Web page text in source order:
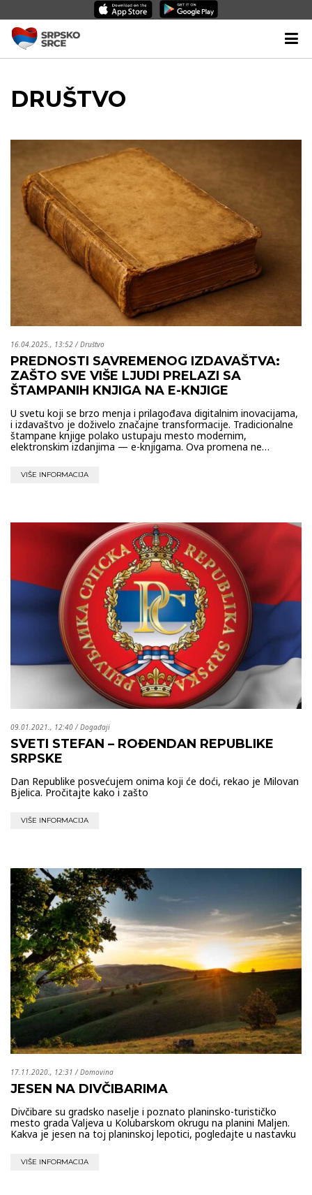
DRUŠTVO
16.04.2025., 13:52 /Društvo
PREDNOSTI SAVREMENOG IZDAVAŠTVA:
ZAŠTO SVE VIŠE LJUDI PRELAZI SA
ŠTAMPANIH KNJIGA NA E-KNJIGE
U svetu koji se brzo menja i prilagođava digitalnim inovacijama,
i izdavaštvo je doživelo značajne transformacije. Tradicionalne
štampane knjige polako ustupaju mesto modernim,
elektronskim izdanjima — e-knjigama. Ova promena ne…
VIŠE INFORMACIJA
09.01.2021., 12:40 /Događaji
SVETI STEFAN – ROĐENDAN REPUBLIKE
SRPSKE
Dan Republike posvećujem onima koji će doći, rekao je Milovan
Bjelica. Pročitajte kako i zašto
VIŠE INFORMACIJA
17.11.2020., 12:31 /Domovina
JESEN NA DIVČIBARIMA
Divčibare su gradsko naselje i poznato planinsko-turističko
mesto grada Valjeva u Kolubarskom okrugu na planini Maljen.
Kakva je jesen na toj planinskoj lepotici, pogledajte u nastavku
VIŠE INFORMACIJA